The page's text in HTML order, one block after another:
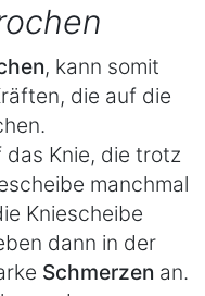
, kann somit
die auf die
Knie, die trotz
manchmal
Kniescheibe
dann in der
Schmerzen an.